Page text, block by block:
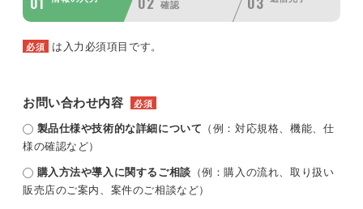
確認
必須 は入力必須項目です。
お問い合わせ内容 必須
製品仕様や技術的な詳細について （例：対応規格、機能、仕
様の確認など）
購入方法や導入に関するご相談 （例：購入の流れ、取り扱い
販売店のご案内、案件のご相談など）